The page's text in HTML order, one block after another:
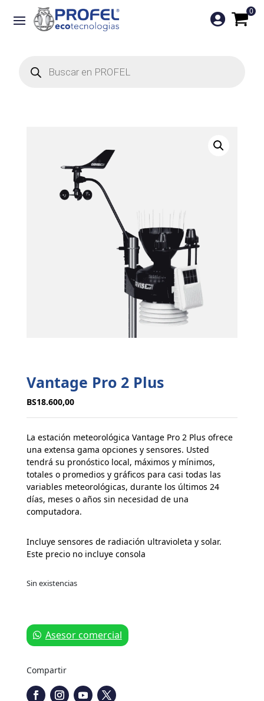
productos
0

Vantage Pro 2 Plus
BS18.600,00
La estación meteorológica Vantage Pro 2 Plus ofrece
una extensa gama opciones y sensores. Usted
tendrá su pronóstico local, máximos y mínimos,
totales o promedios y gráficos para casi todas las
variables meteorológicas, durante los últimos 24
días, meses o años sin necesidad de una
computadora.
Incluye sensores de radiación ultravioleta y solar.
Este precio no incluye consola
Sin existencias
Asesor comercial
Compartir